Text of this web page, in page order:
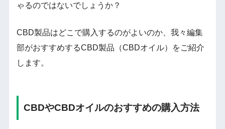
ゃるのではないでしょうか？
CBD製品はどこで購入するのがよいのか、我々編集
部がおすすめするCBD製品（CBDオイル）をご紹介
します。
CBDやCBDオイルのおすすめの購入方法